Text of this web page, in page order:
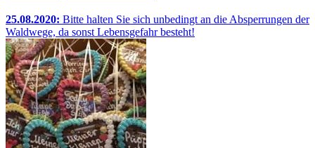
25.08.2020: Bitte halten Sie sich unbedingt an die Absperrungen der
Waldwege, da sonst Lebensgefahr besteht!